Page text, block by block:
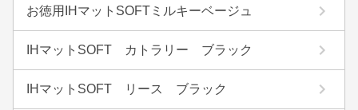
お徳用IHマットSOFTミルキーベージュ
IHマットSOFT カトラリー ブラック
IHマットSOFT リース ブラック